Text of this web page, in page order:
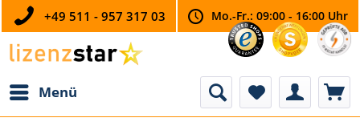
+49 511 - 957 317 03 Mo.-Fr.: 09:00 - 16:00 Uhr
Menü